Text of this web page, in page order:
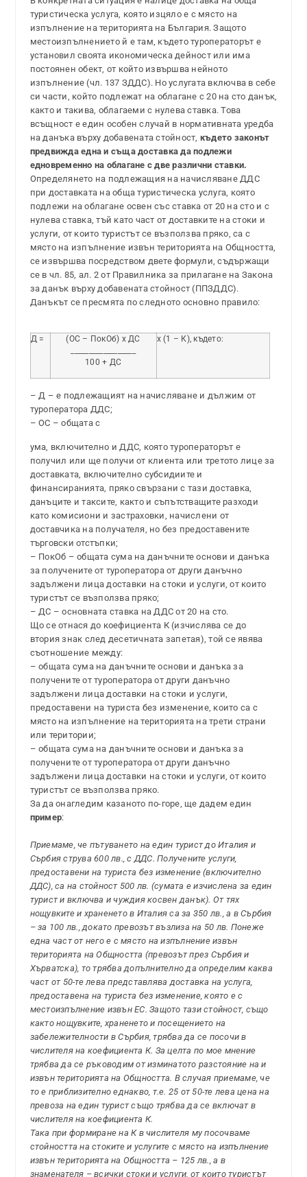
туристическа услуга, която изцяло е с място на
изпълнение на територията на България. Защото
местоизпълнението й е там, където туроператорът е
установил своята икономическа дейност или има
постоянен обект, от който извършва нейното
изпълнение (чл. 137 ЗДДС). Но услугата включва в себе
си части, който подлежат на облагане с 20 на сто данък,
както и такива, облагаеми с нулева ставка. Това
всъщност е един особен случай в нормативната уредба
на данъка върху добавената стойност, където законът
предвижда една и съща доставка да подлежи
едновременно на облагане с две различни ставки.
Определянето на подлежащия на начисляване ДДС
при доставката на обща туристическа услуга, която
подлежи на облагане освен със ставка от 20 на сто и с
нулева ставка, тъй като част от доставките на стоки и
услуги, от които туристът се възползва пряко, са с
място на изпълнение извън територията на Общността,
се извършва посредством двете формули, съдържащи
се в чл. 85, ал. 2 от Правилника за прилагане на Закона
за данък върху добавената стойност (ППЗДДС).
Данъкът се пресмята по следното основно правило:
Д =
(ОС – ПокОб) х ДС
100 + ДС
х (1 – К), където:
– Д – е подлежащият на начисляване и дължим от
туроператора ДДС;
– ОС – общата с
ума, включително и ДДС, която туроператорът е
получил или ще получи от клиента или третото лице за
доставката, включително субсидиите и
финансиранията, пряко свързани с тази доставка,
данъците и таксите, както и съпътстващите разходи
като комисиони и застраховки, начислени от
доставчика на получателя, но без предоставените
търговски отстъпки;
– ПокОб – общата сума на данъчните основи и данъка
за получените от туроператора от други данъчно
задължени лица доставки на стоки и услуги, от които
туристът се възползва пряко;
– ДС – основната ставка на ДДС от 20 на сто.
Що се отнася до коефициента К (изчислява се до
втория знак след десетичната запетая), той се явява
съотношение между:
– общата сума на данъчните основи и данъка за
получените от туроператора от други данъчно
задължени лица доставки на стоки и услуги,
предоставени на туриста без изменение, които са с
място на изпълнение на територията на трети страни
или територии;
– общата сума на данъчните основи и данъка за
получените от туроператора от други данъчно
задължени лица доставки на стоки и услуги, от които
туристът се възползва пряко.
За да онагледим казаното по-горе, ще дадем един
пример:
Приемаме, че пътуването на един турист до Италия и
Сърбия струва 600 лв., с ДДС. Получените услуги,
предоставени на туриста без изменение (включително
ДДС), са на стойност 500 лв. (сумата е изчислена за един
турист и включва и чуждия косвен данък). От тях
нощувките и храненето в Италия са за 350 лв., а в Сърбия
– за 100 лв., докато превозът възлиза на 50 лв. Понеже
една част от него е с място на изпълнение извън
територията на Общността (превозът през Сърбия и
Хърватска), то трябва допълнително да определим каква
част от 50-те лева представлява доставка на услуга,
предоставена на туриста без изменение, която е с
местоизпълнение извън ЕС. Защото тази стойност, също
както нощувките, храненето и посещението на
забележителности в Сърбия, трябва да се посочи в
числителя на коефициента К. За целта по мое мнение
трябва да се ръководим от изминатото разстояние на и
извън територията на Общността. В случая приемаме, че
то е приблизително еднакво, т.е. 25 от 50-те лева цена на
превоза на един турист също трябва да се включат в
числителя на коефициента К.
Така при формиране на К в числителя му посочваме
стойността на стоките и услугите с място на изпълнение
извън територията на Общността – 125 лв., а в
знаменателя – всички стоки и услуги, от които туристът